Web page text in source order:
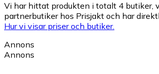
Vi har hittat produkten i totalt 4 butiker,
partnerbutiker hos Prisjakt och har
Hur vi visar priser och butiker.
Annons
Annons